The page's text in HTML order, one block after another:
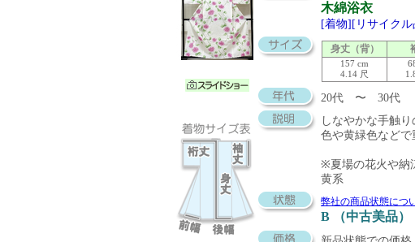
木綿浴衣
[着物][リサイクル
身丈（背）
157 cm
4.14 尺
20代 〜 30代
しなやかな手触
色や黄緑色などで
※夏場の花火や納
黄系
弊社の商品状態につ
B （中古美品）